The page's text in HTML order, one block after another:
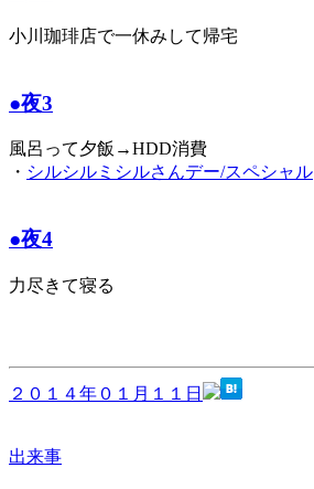
小川珈琲店で一休みして帰宅
●夜3
風呂って夕飯→HDD消費
・ シルシルミシルさんデー/スペシャル
●夜4
力尽きて寝る
２０１４年０１月１１日
出来事